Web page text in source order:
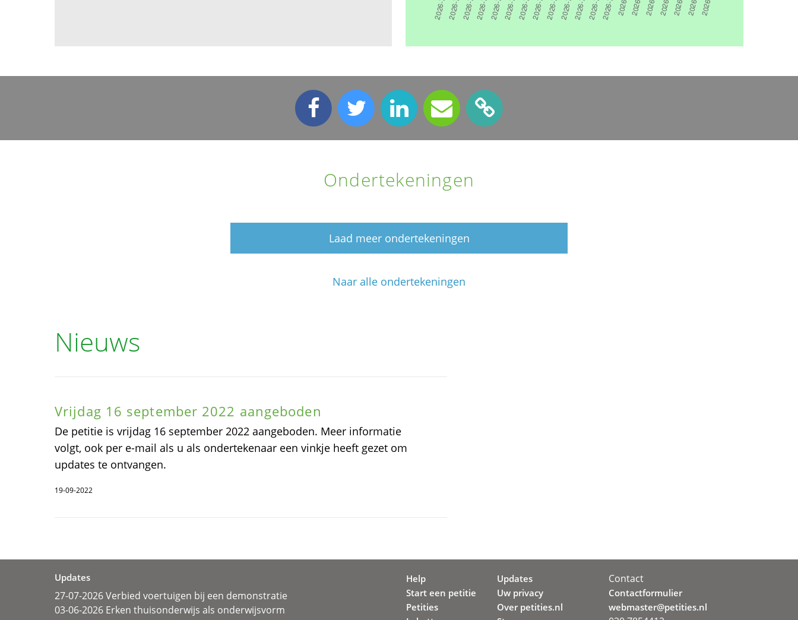
Ondertekeningen
Laad meer ondertekeningen
Naar alle ondertekeningen
Nieuws
Vrijdag 16 september 2022 aangeboden
De petitie is vrijdag 16 september 2022 aangeboden. Meer informatie
volgt, ook per e-mail als u als ondertekenaar een vinkje heeft gezet om
updates te ontvangen.
19-09-2022
Updates
27-07-2026 Verbied voertuigen bij een demonstratie
03-06-2026 Erken thuisonderwijs als onderwijsvorm
Help
Start een petitie
Petities
Updates
Uw privacy
Over petities.nl
Contact
Contactformulier
webmaster@petities.nl